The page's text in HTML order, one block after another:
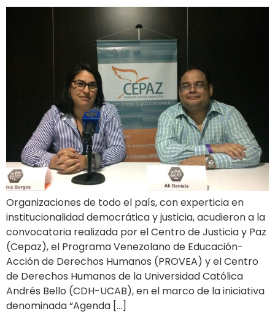
Organizaciones de todo el país, con experticia en
institucionalidad democrática y justicia, acudieron a la
convocatoria realizada por el Centro de Justicia y Paz
(Cepaz), el Programa Venezolano de Educación-
Acción de Derechos Humanos (PROVEA) y el Centro
de Derechos Humanos de la Universidad Católica
Andrés Bello (CDH-UCAB), en el marco de la iniciativa
denominada “Agenda […]